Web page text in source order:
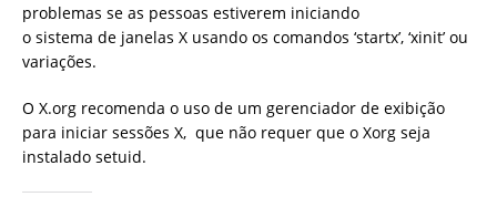
problemas se as pessoas estiverem iniciando
o sistema de janelas X usando os comandos ‘startx’, ‘xinit’ ou
variações.
O X.org recomenda o uso de um gerenciador de exibição
para iniciar sessões X, que não requer que o Xorg seja
instalado setuid.